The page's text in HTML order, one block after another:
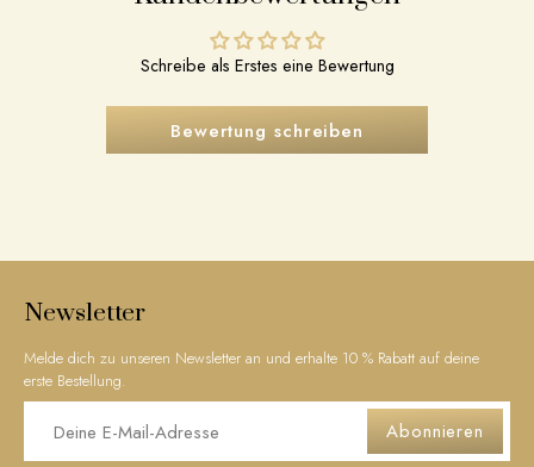
Schreibe als Erstes eine Bewertung
Bewertung schreiben
Newsletter
Melde dich zu unseren Newsletter an und erhalte 10 % Rabatt auf deine
erste Bestellung.
Abonnieren